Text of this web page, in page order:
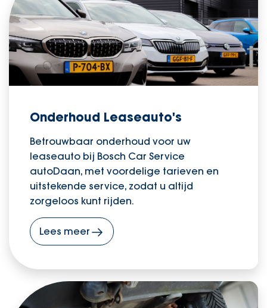
Onderhoud Leaseauto's
Betrouwbaar onderhoud voor uw
leaseauto bij Bosch Car Service
autoDaan, met voordelige tarieven en
uitstekende service, zodat u altijd
zorgeloos kunt rijden.
Lees meer